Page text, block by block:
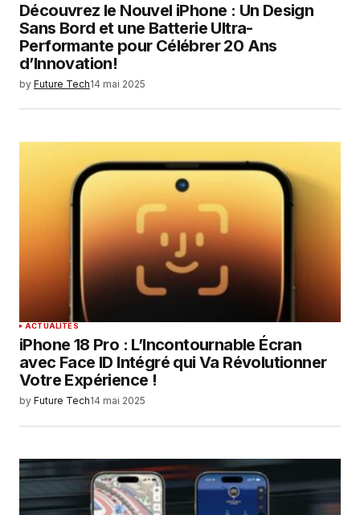
Découvrez le Nouvel iPhone : Un Design
Sans Bord et une Batterie Ultra-
Performante pour Célébrer 20 Ans
d’Innovation!
by Future Tech14 mai 2025
ACTUALITÉS
iPhone 18 Pro : L’Incontournable Écran
avec Face ID Intégré qui Va Révolutionner
Votre Expérience !
by Future Tech14 mai 2025